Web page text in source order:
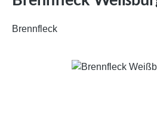
Brennfleck
Bildergalerie überspringen